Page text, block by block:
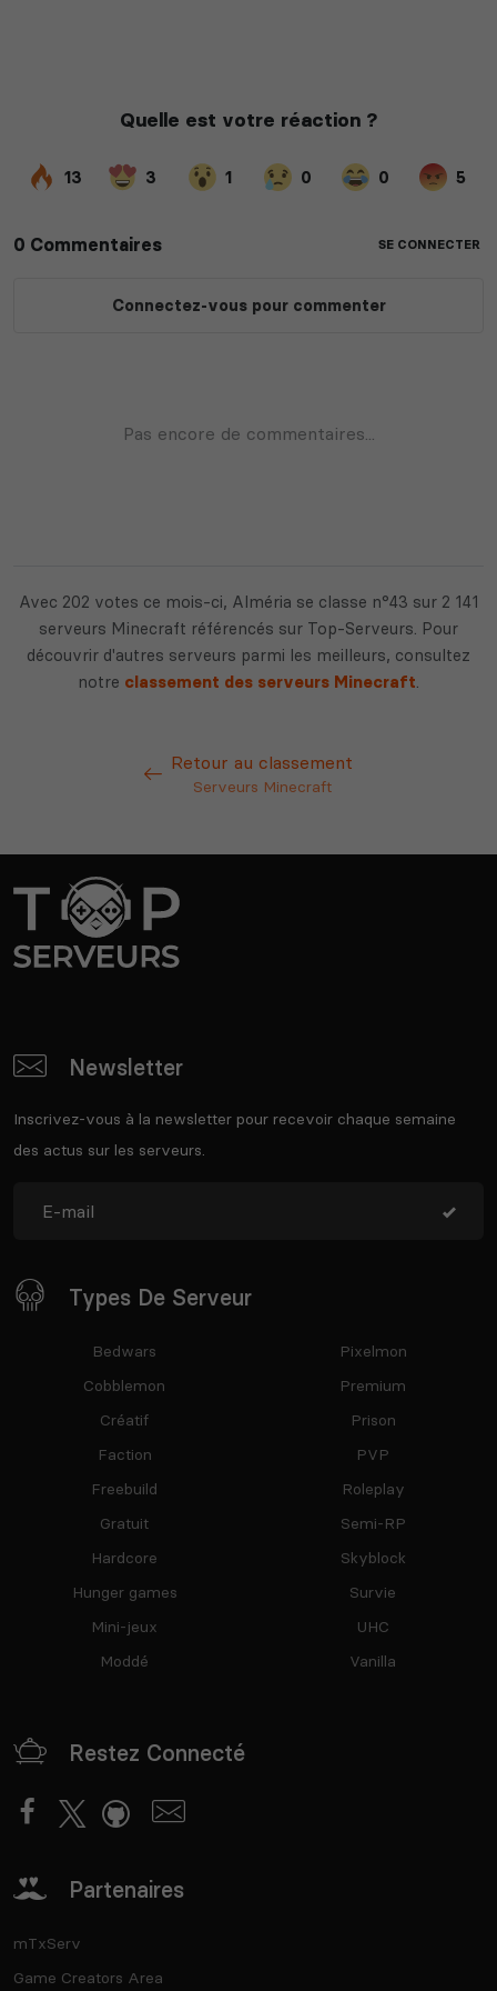
Avec 202 votes ce mois-ci, Alméria se classe n°43 sur 2 141
serveurs Minecraft référencés sur Top-Serveurs. Pour
découvrir d'autres serveurs parmi les meilleurs, consultez
notre classement des serveurs Minecraft.
Retour au classement
Serveurs Minecraft
Newsletter
Inscrivez-vous à la newsletter pour recevoir chaque semaine
des actus sur les serveurs.
Types De Serveur
Bedwars
Cobblemon
Créatif
Faction
Freebuild
Gratuit
Hardcore
Hunger games
Mini-jeux
Moddé
Pixelmon
Premium
Prison
PVP
Roleplay
Semi-RP
Skyblock
Survie
UHC
Vanilla
Restez Connecté
Partenaires
mTxServ
Game Creators Area